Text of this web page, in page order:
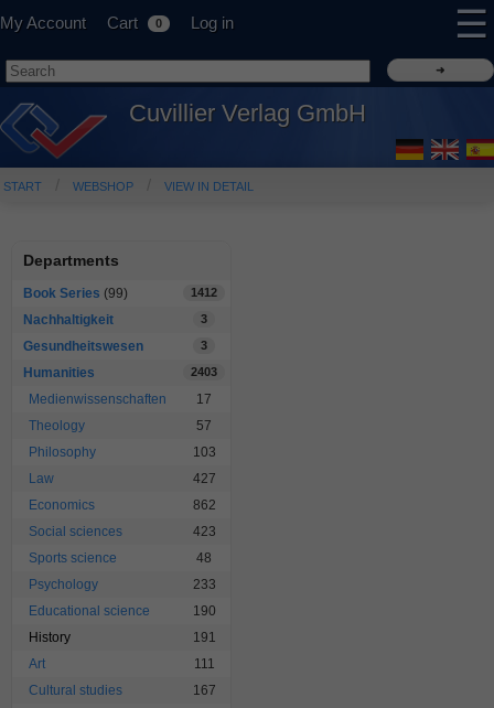
My Account Cart 0 Log in ☰
Cuvillier Verlag GmbH
START WEBSHOP VIEW IN DETAIL
Departments
Book Series (99) 1412
Nachhaltigkeit 3
Gesundheitswesen 3
Humanities 2403
Medienwissenschaften
17
Theology
57
Philosophy
103
Law
427
Economics
862
Social sciences
423
Sports science
48
Psychology
233
Educational science
190
History
191
Art
111
Cultural studies
167